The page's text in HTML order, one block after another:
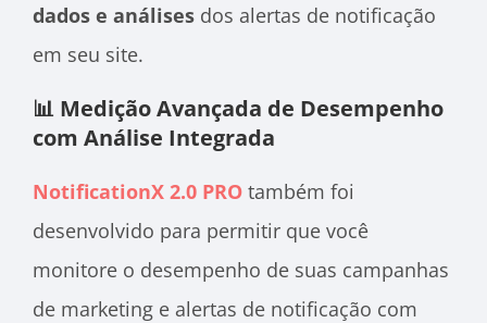
dados e análises dos alertas de notificação
em seu site.
📊 Medição Avançada de Desempenho
com Análise Integrada
NotificationX 2.0 PRO também foi
desenvolvido para permitir que você
monitore o desempenho de suas campanhas
de marketing e alertas de notificação com